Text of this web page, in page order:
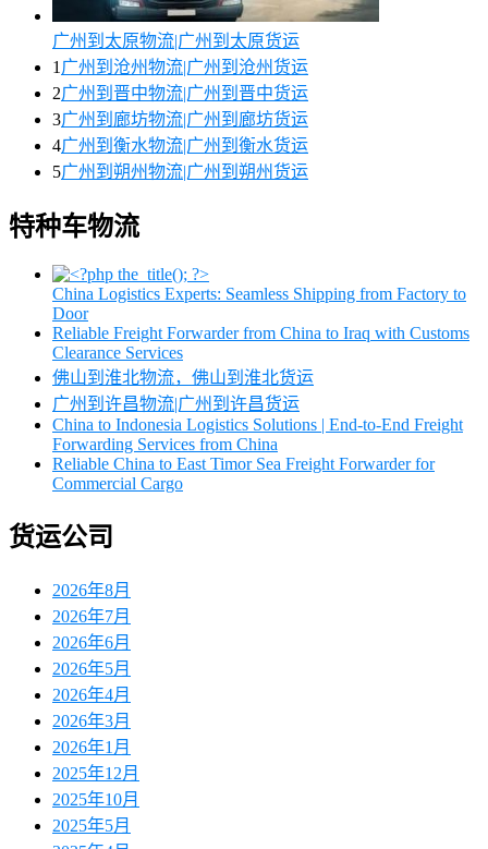
广州到太原物流|广州到太原货运
1广州到沧州物流|广州到沧州货运
2广州到晋中物流|广州到晋中货运
3广州到廊坊物流|广州到廊坊货运
4广州到衡水物流|广州到衡水货运
5广州到朔州物流|广州到朔州货运
特种车物流
China Logistics Experts: Seamless Shipping from Factory to
Door
Reliable Freight Forwarder from China to Iraq with Customs
Clearance Services
佛山到淮北物流，佛山到淮北货运
广州到许昌物流|广州到许昌货运
China to Indonesia Logistics Solutions | End-to-End Freight
Forwarding Services from China
Reliable China to East Timor Sea Freight Forwarder for
Commercial Cargo
货运公司
2026年8月
2026年7月
2026年6月
2026年5月
2026年4月
2026年3月
2026年1月
2025年12月
2025年10月
2025年5月